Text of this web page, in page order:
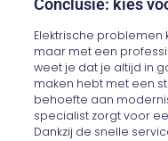
Conclusie: kies
Elektrische problemen
maar met een
weet je dat je altijd in
maken hebt met een
behoefte aan
specialist zorgt voor
Dankzij de snelle